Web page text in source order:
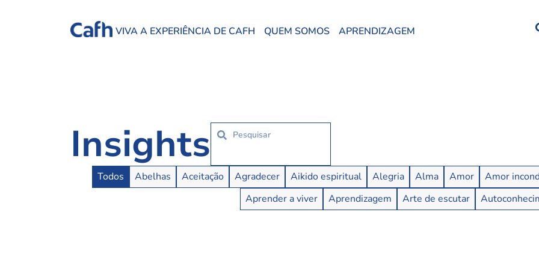
VIVA A EXPERIÊNCIA DE CAFH QUEM SOMOS APRENDIZAGEM
Insights
Insights Buttons
Todos Abelhas Aceitação Agradecer Aikido espiritual Alegria Alma Amor Amor
Aprender a viver
Aprendizagem Arte de escutar